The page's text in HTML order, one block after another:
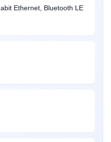
Ethernet, Bluetooth LE